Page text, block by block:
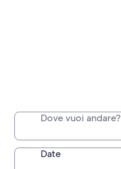
Dove vuoi andare?
Date